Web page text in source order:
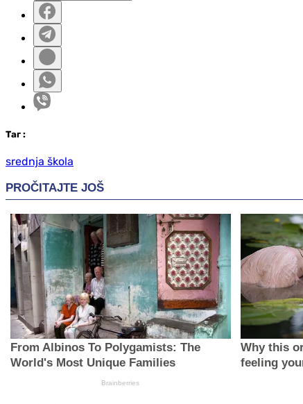
Таг :
srednja škola